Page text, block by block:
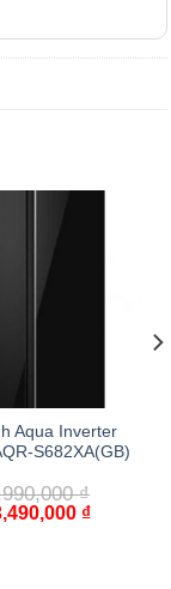
Aqua Inverter
S682XA(GB)
₫
₫